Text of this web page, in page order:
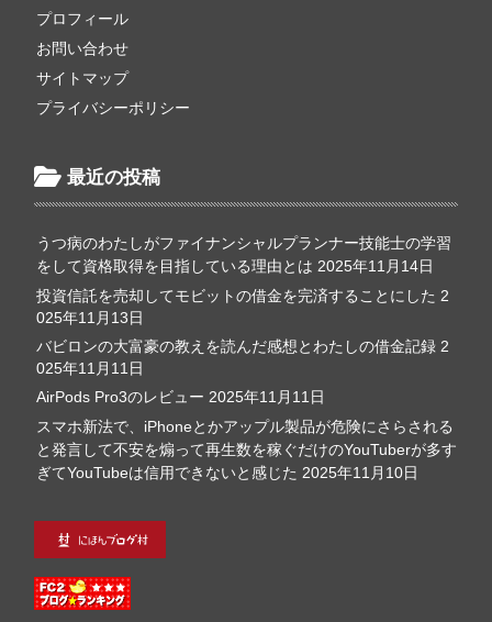
プロフィール
お問い合わせ
サイトマップ
プライバシーポリシー
最近の投稿
うつ病のわたしがファイナンシャルプランナー技能士の学習
をして資格取得を目指している理由とは 2025年11月14日
投資信託を売却してモビットの借金を完済することにした 2
025年11月13日
バビロンの大富豪の教えを読んだ感想とわたしの借金記録 2
025年11月11日
AirPods Pro3のレビュー 2025年11月11日
スマホ新法で、iPhoneとかアップル製品が危険にさらされる
と発言して不安を煽って再生数を稼ぐだけのYouTuberが多す
ぎてYouTubeは信用できないと感じた 2025年11月10日